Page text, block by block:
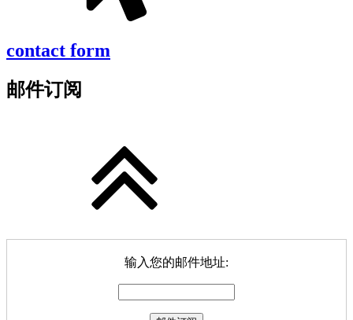
contact form
邮件订阅
输入您的邮件地址: